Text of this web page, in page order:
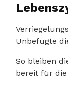
Unbefugte
So bleiben
bereit für